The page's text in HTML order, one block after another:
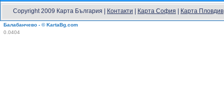
Copyright 2009 Карта България | Контакти Карта София Карта Пловдив
Балабанчево - © KartaBg.com
0.0404